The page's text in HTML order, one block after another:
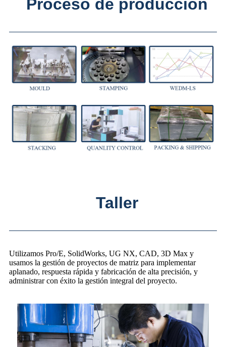
Proceso de producción
Taller
Utilizamos Pro/E, SolidWorks, UG NX, CAD, 3D Max y
usamos la gestión de proyectos de matriz para implementar
aplanado, respuesta rápida y fabricación de alta precisión, y
administrar con éxito la gestión integral del proyecto.